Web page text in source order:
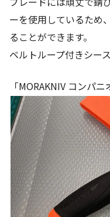
ーを使用しているため
ることができます。
ベルトループ付きシー
「MORAKNIV コンパニ